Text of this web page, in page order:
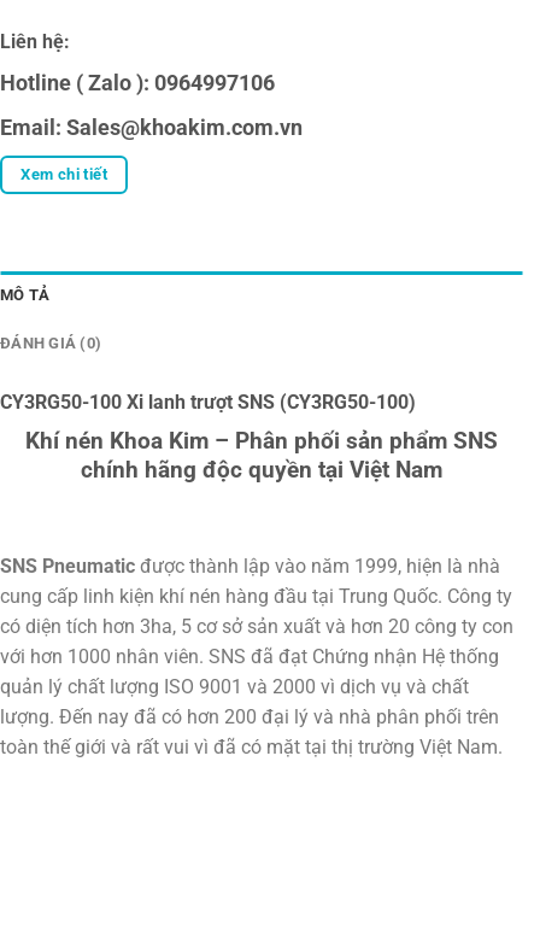
Liên hệ:
Hotline ( Zalo ): 0964997106
Email: Sales@khoakim.com.vn
Xem chi tiết
MÔ TẢ
ĐÁNH GIÁ (0)
CY3RG50-100 Xi lanh trượt SNS (CY3RG50-100)
Khí nén Khoa Kim – Phân phối sản phẩm SNS
chính hãng độc quyền tại Việt Nam
SNS Pneumatic được thành lập vào năm 1999, hiện là nhà
cung cấp linh kiện khí nén hàng đầu tại Trung Quốc. Công ty
có diện tích hơn 3ha, 5 cơ sở sản xuất và hơn 20 công ty con
với hơn 1000 nhân viên. SNS đã đạt Chứng nhận Hệ thống
quản lý chất lượng ISO 9001 và 2000 vì dịch vụ và chất
lượng. Đến nay đã có hơn 200 đại lý và nhà phân phối trên
toàn thế giới và rất vui vì đã có mặt tại thị trường Việt Nam.